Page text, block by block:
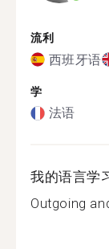
流利
西班牙语
学
法语
我的语言学
Outgoing